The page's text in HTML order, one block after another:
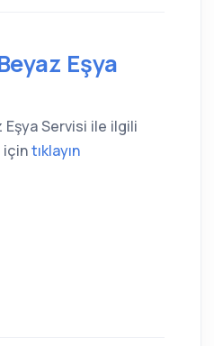
Eşya
Eşya Servisi ile ilgili
içintıklayın